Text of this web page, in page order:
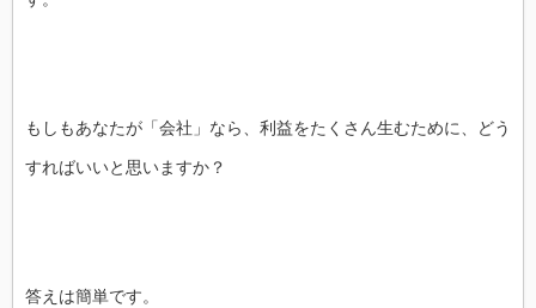
もしもあなたが「会社」なら、利益をたくさん生むために、どう
すればいいと思いますか？
答えは簡単です。